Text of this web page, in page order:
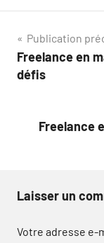
de
Publication
Freelance en
défis
Freelance
Laisser un
Votre adresse e-